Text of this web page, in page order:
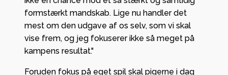
formstærkt mandskab. Lige nu handler det
mest om den udgave af os selv, som vi skal
vise frem, og jeg fokuserer ikke så meget på
kampens resultat."
Foruden fokus på eget spil skal pigerne i dag